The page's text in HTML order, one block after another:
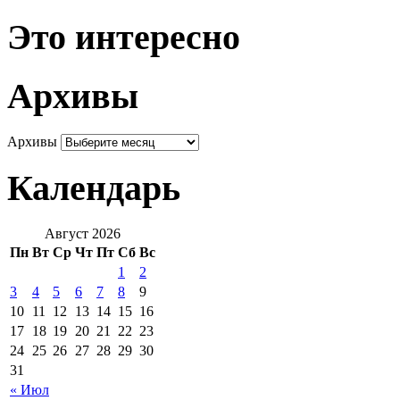
Это интересно
Архивы
Архивы
Календарь
Август 2026
Пн Вт Ср Чт Пт Сб Вс
« Июл
1
2
3
4 5 6 7 8
9
10 11 12 13 14 15 16
17 18 19 20 21 22 23
24 25 26 27 28 29 30
31